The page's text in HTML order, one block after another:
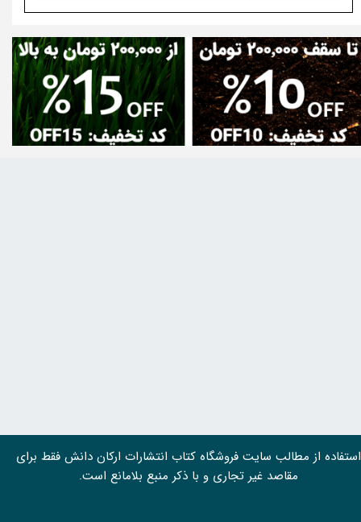
استفاده از مطالب سايت فروشگاه کتاب انتشارات ارکان دانش فقط برای
مقاصد غیر تجاری و با ذکر منبع بلامانع است.